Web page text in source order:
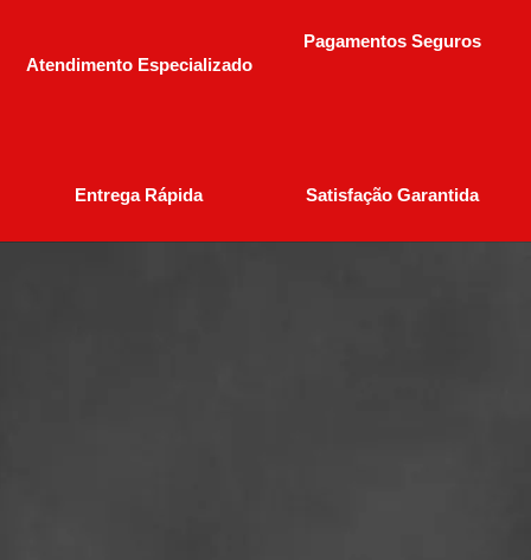
Atendimento Especializado
Pagamentos Seguros
Entrega Rápida Satisfação Garantida